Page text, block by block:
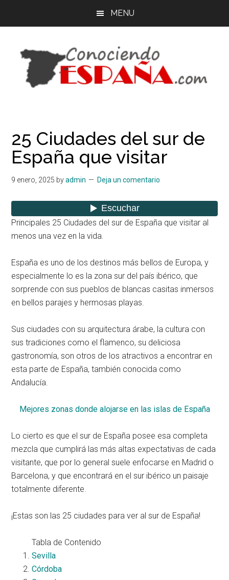
principal
lateral
principal
MENU
-
Guía
de
Viajes
por
libre
-
España
25 Ciudades del sur de
España que visitar
9 enero, 2025 byadmin Deja un comentario
Principales 25 Ciudades del sur de España que visitar al
menos una vez en la vida.
España es uno de los destinos más bellos de Europa, y
especialmente lo es la zona sur del país ibérico, que
sorprende con sus pueblos de blancas casitas inmersos
en bellos parajes y hermosas playas.
Sus ciudades con su arquitectura árabe, la cultura con
sus tradiciones como el flamenco, su deliciosa
gastronomía, son otros de los atractivos a encontrar en
esta parte de España, también conocida como
Andalucía.
Mejores zonas donde alojarse en las islas de España
Lo cierto es que el sur de España posee esa completa
mezcla que cumplirá las más altas expectativas de cada
visitante, que por lo general suele enfocarse en Madrid o
Barcelona, y que encontrará en el sur ibérico un paisaje
totalmente diferente.
¡Estas son las 25 ciudades para ver al sur de España!
Tabla de Contenido
Sevilla
Córdoba